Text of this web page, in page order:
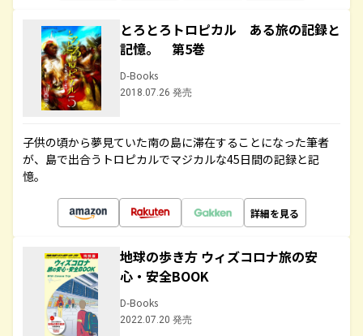
とろとろトロピカル ある旅の記録と
記憶。 第5巻
D-Books
2018.07.26 発売
子供の頃から夢見ていた南の島に滞在することになった筆者
が、島で出合うトロピカルでマジカルな45日間の記録と記
憶。
詳細を見る
地球の歩き方 ウィズコロナ旅の安
心・安全BOOK
D-Books
2022.07.20 発売